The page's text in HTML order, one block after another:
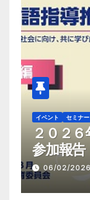
イベント セミナー
２０２
参加報告
06/02/2026